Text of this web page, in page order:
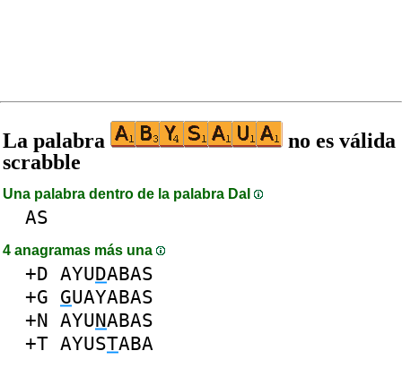
La palabra
no es válida
scrabble
Una palabra dentro de la palabra DaI
AS
4 anagramas más una
+D AYUDABAS
+G GUAYABAS
+N AYUNABAS
+T AYUSTABA